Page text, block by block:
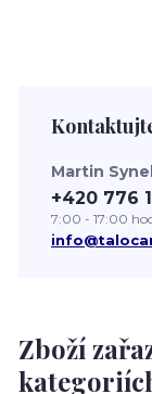
Zboží
Martin
+420 776
7:00 - 17:00